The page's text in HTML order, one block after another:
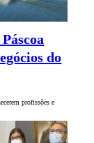
do
profissões e